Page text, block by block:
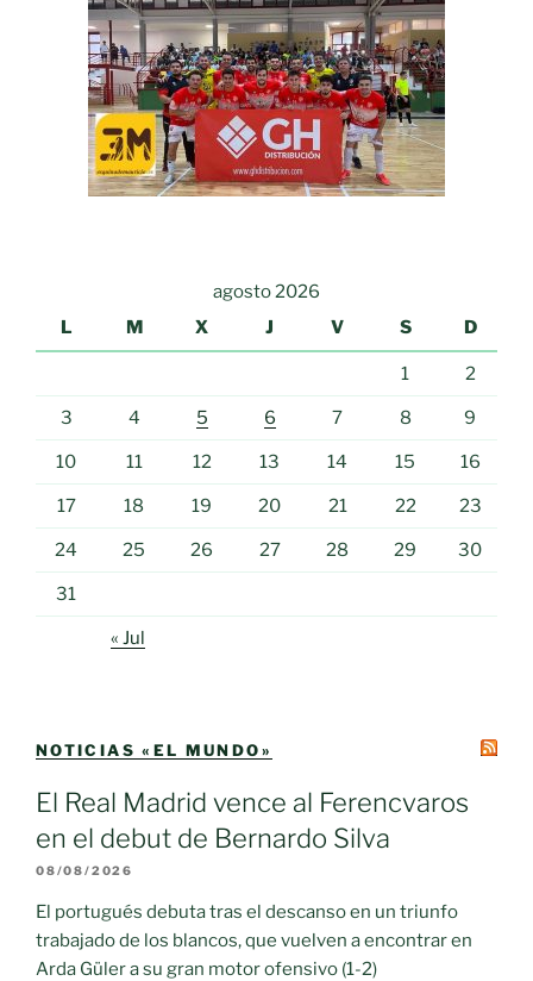
agosto 2026
L
M X J V S D
1 2
3 4 5 6 7 8 9
10 11 12 13 14 15 16
17 18 19 20 21 22 23
24 25 26 27 28 29 30
31
« Jul
NOTICIAS «EL MUNDO»
El Real Madrid vence al Ferencvaros
en el debut de Bernardo Silva
08/08/2026
El portugués debuta tras el descanso en un triunfo
trabajado de los blancos, que vuelven a encontrar en
Arda Güler a su gran motor ofensivo (1-2)